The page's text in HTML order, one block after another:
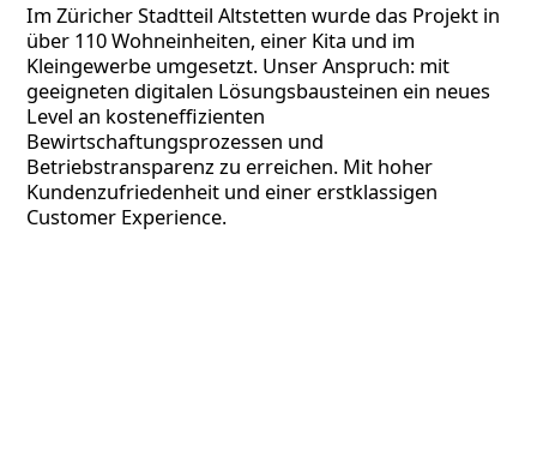
Im Züricher Stadtteil Altstetten wurde das Projekt in
über 110 Wohneinheiten, einer Kita und im
Kleingewerbe umgesetzt. Unser Anspruch: mit
geeigneten digitalen Lösungsbausteinen ein neues
Level an kosteneffizienten
Bewirtschaftungsprozessen und
Betriebstransparenz zu erreichen. Mit hoher
Kundenzufriedenheit und einer erstklassigen
Customer Experience.